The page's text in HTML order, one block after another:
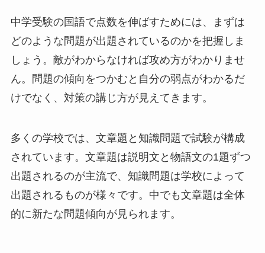
中学受験の国語で点数を伸ばすためには、まずは
どのような問題が出題されているのかを把握しま
しょう。敵がわからなければ攻め方がわかりませ
ん。問題の傾向をつかむと自分の弱点がわかるだ
けでなく、対策の講じ方が見えてきます。
多くの学校では、文章題と知識問題で試験が構成
されています。文章題は説明文と物語文の1題ずつ
出題されるのが主流で、知識問題は学校によって
出題されるものが様々です。中でも文章題は全体
的に新たな問題傾向が見られます。